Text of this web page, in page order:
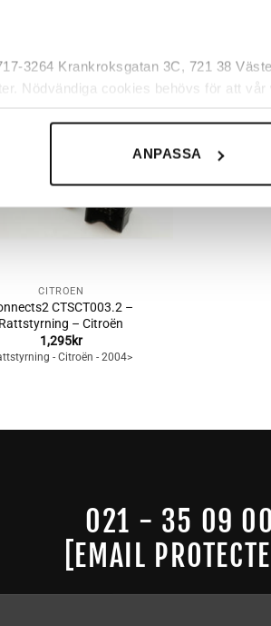
3264 Krankroksgatan 3C, 721 38
Nödvändiga cookies behövs för att
ANPASSA
önskelistan
CITROËN
CTSCT003.2 –
Rattstyrning – Citroën
1,295kr
- Citroën - 2004>
021 - 35 09 00
[EMAIL